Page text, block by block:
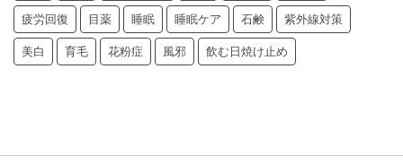
疲労回復 目薬 睡眠 睡眠ケア 石鹸 紫外線対策
美白 育毛 花粉症 風邪 飲む日焼け止め